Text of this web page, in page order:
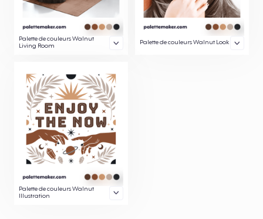
Palette de couleurs Walnut
Living Room
Palette de couleurs Walnut Look
Palette de couleurs Walnut
Illustration